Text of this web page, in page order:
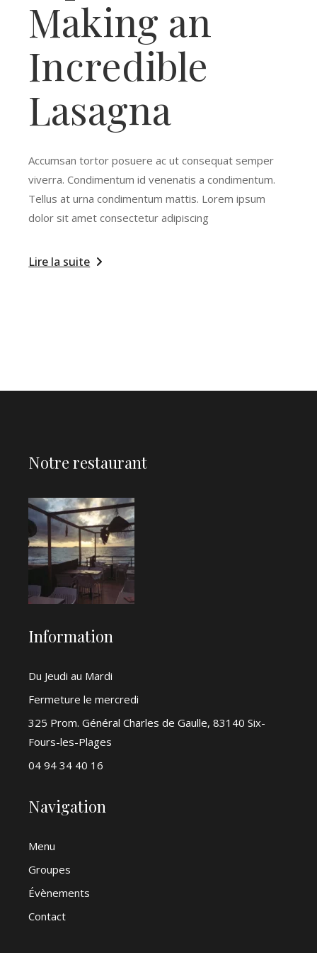
Making an
Incredible
Lasagna
Accumsan tortor posuere ac ut consequat semper
viverra. Condimentum id venenatis a condimentum.
Tellus at urna condimentum mattis. Lorem ipsum
dolor sit amet consectetur adipiscing
Lire la suite
Notre restaurant
Information
Du Jeudi au Mardi
Fermeture le mercredi
325 Prom. Général Charles de Gaulle, 83140 Six-
Fours-les-Plages
04 94 34 40 16
Navigation
Menu
Groupes
Évènements
Contact